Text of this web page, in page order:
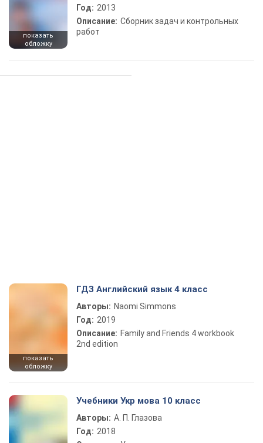
показать
обложку
Год: 2013
Описание: Сборник задач и контрольных
работ
показать
обложку
ГДЗ Английский язык 4 класс
Авторы: Naomi Simmons
Год: 2019
Описание: Family and Friends 4 workbook
2nd edition
Учебники Укр мова 10 класс
Авторы: А. П. Глазова
Год: 2018